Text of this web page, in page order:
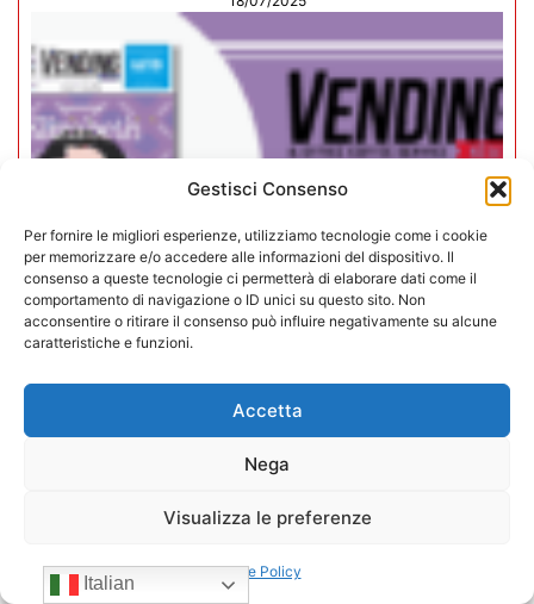
Gestisci Consenso
Per fornire le migliori esperienze, utilizziamo tecnologie come i cookie
per memorizzare e/o accedere alle informazioni del dispositivo. Il
consenso a queste tecnologie ci permetterà di elaborare dati come il
comportamento di navigazione o ID unici su questo sito. Non
acconsentire o ritirare il consenso può influire negativamente su alcune
caratteristiche e funzioni.
Accetta
Nega
Visualizza le preferenze
Cookie Policy
Rivista Vending News – Leggi il
numero 76
18/06/2025
Italian